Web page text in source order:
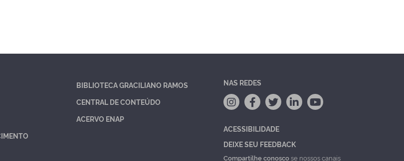
BIBLIOTECA GRACILIANO RAMOS
CENTRAL DE CONTEÚDO
ACERVO ENAP
NAS REDES
ACESSIBILIDADE
DEIXE SEU FEEDBACK
Compartilhe conoscose nossos canais